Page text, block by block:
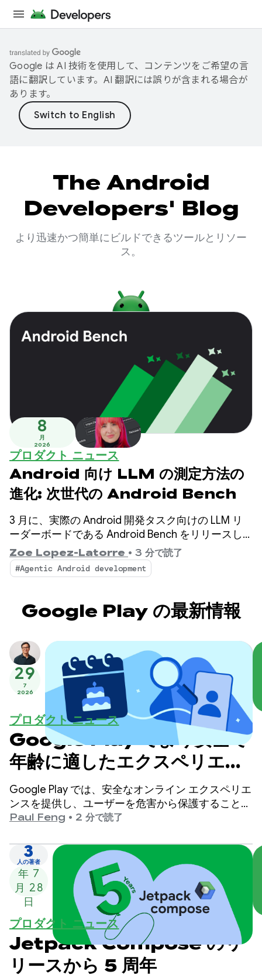
Google は AI 技術を使用して、コンテンツをご希望の言
語に翻訳しています。AI 翻訳には誤りが含まれる場合が
あります。
The Android
Developers' Blog
より迅速かつ簡単にビルドできるツールとリソー
ス。
8
月
2026
プロダクト ニュース
Android 向け LLM の測定方法の
進化: 次世代の Android Bench
3 月に、実際の Android 開発タスク向けの LLM リ
ーダーボードである Android Bench をリリースし
ました。リリース以来、オープンウェイト モデル
の評価や、コストと効率のディメンションのリーダ
ーボードへの追加など、皆様からのフィードバック
Zoe Lopez-Latorre • 3 分で読了
#Agentic Android development
Google Play の最新情報
29
7
2026
プロダクト ニュース
Google Play でより安全で
年齢に適したエクスペリエン
スを提供
Google Play では、安全なオンライン エクスペリエ
ンスを提供し、ユーザーを危害から保護することを
最優先事項としています。
Paul Feng • 2 分で読了
3
人の著者
2026
年 7
月 28
日
プロダクト ニュース
Jetpack Compose のリ
リースから 5 周年